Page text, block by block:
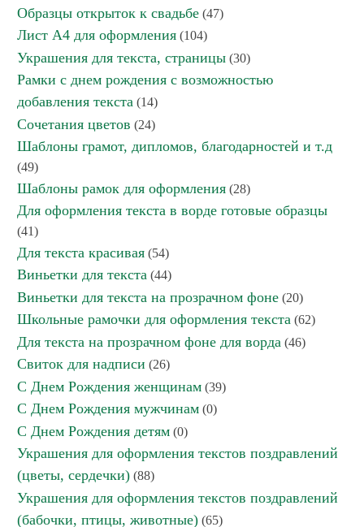
Образцы открыток к свадьбе (47)
Лист А4 для оформления (104)
Украшения для текста, страницы (30)
Рамки с днем рождения с возможностью
добавления текста (14)
Сочетания цветов (24)
Шаблоны грамот, дипломов, благодарностей и т.д
(49)
Шаблоны рамок для оформления (28)
Для оформления текста в ворде готовые образцы
(41)
Для текста красивая (54)
Виньетки для текста (44)
Виньетки для текста на прозрачном фоне (20)
Школьные рамочки для оформления текста (62)
Для текста на прозрачном фоне для ворда (46)
Свиток для надписи (26)
С Днем Рождения женщинам (39)
С Днем Рождения мужчинам (0)
С Днем Рождения детям (0)
Украшения для оформления текстов поздравлений
(цветы, сердечки) (88)
Украшения для оформления текстов поздравлений
(бабочки, птицы, животные) (65)